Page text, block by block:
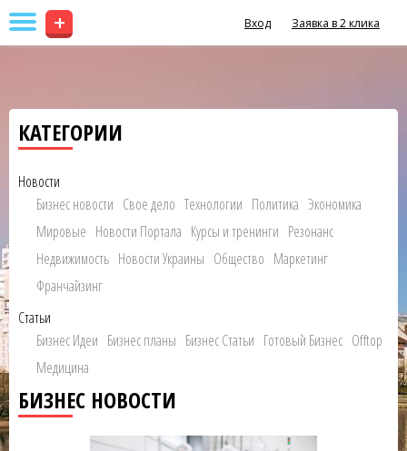
+ Вход Заявка в 2 клика
КАТЕГОРИИ
Новости
Бизнес новости Свое дело Технологии Политика Экономика
Мировые Новости Портала Курсы и тренинги Резонанс
Недвижимость Новости Украины Общество Маркетинг
Франчайзинг
Статьи
Бизнес Идеи Бизнес планы Бизнес Статьи Готовый Бизнес Offtop
Медицина
БИЗНЕС НОВОСТИ